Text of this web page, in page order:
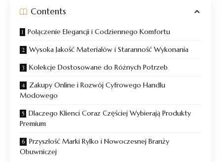
Contents
Połączenie Elegancji i Codziennego Komfortu
Wysoka Jakość Materiałów i Staranność Wykonania
Kolekcje Dostosowane do Różnych Potrzeb
Zakupy Online i Rozwój Cyfrowego Handlu
Modowego
Dlaczego Klienci Coraz Częściej Wybierają Produkty
Premium
Przyszłość Marki Rylko i Nowoczesnej Branży
Obuwniczej